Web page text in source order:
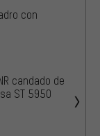
con
candado de
ST 5950